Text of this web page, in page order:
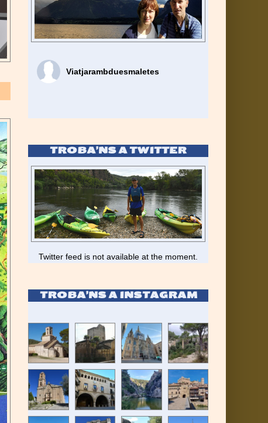
Viatjarambduesmaletes
TROBA’NS A TWITTER
Twitter feed is not available at the moment.
TROBA’NS A INSTAGRAM